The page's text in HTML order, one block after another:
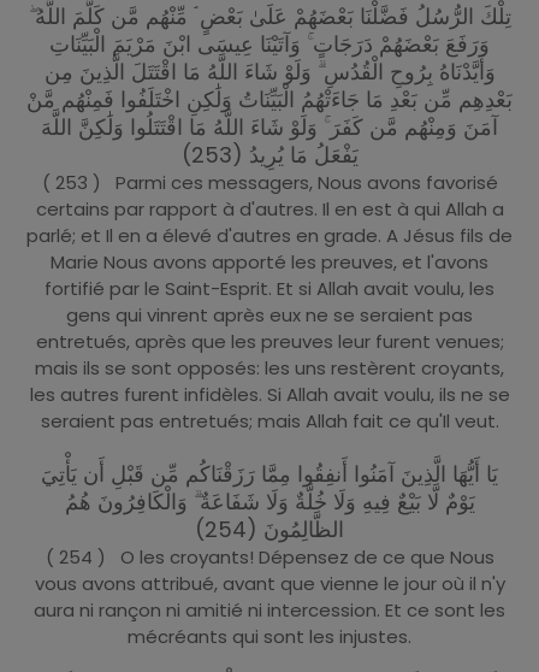
تِلْكَ الرُّسُلُ فَضَّلْنَا بَعْضَهُمْ عَلَىٰ بَعْضٍ ۘ مِّنْهُم مَّن كَلَّمَ اللَّهُ ۖ
وَرَفَعَ بَعْضَهُمْ دَرَجَاتٍ ۚ وَآتَيْنَا عِيسَى ابْنَ مَرْيَمَ الْبَيِّنَاتِ
وَأَيَّدْنَاهُ بِرُوحِ الْقُدُسِ ۗ وَلَوْ شَاءَ اللَّهُ مَا اقْتَتَلَ الَّذِينَ مِن
بَعْدِهِم مِّن بَعْدِ مَا جَاءَتْهُمُ الْبَيِّنَاتُ وَلَٰكِنِ اخْتَلَفُوا فَمِنْهُم مَّنْ
آمَنَ وَمِنْهُم مَّن كَفَرَ ۚ وَلَوْ شَاءَ اللَّهُ مَا اقْتَتَلُوا وَلَٰكِنَّ اللَّهَ
يَفْعَلُ مَا يُرِيدُ (253)
( 253 ) Parmi ces messagers, Nous avons favorisé
certains par rapport à d'autres. Il en est à qui Allah a
parlé; et Il en a élevé d'autres en grade. A Jésus fils de
Marie Nous avons apporté les preuves, et l'avons
fortifié par le Saint-Esprit. Et si Allah avait voulu, les
gens qui vinrent après eux ne se seraient pas
entretués, après que les preuves leur furent venues;
mais ils se sont opposés: les uns restèrent croyants,
les autres furent infidèles. Si Allah avait voulu, ils ne se
seraient pas entretués; mais Allah fait ce qu'Il veut.
يَا أَيُّهَا الَّذِينَ آمَنُوا أَنفِقُوا مِمَّا رَزَقْنَاكُم مِّن قَبْلِ أَن يَأْتِيَ
يَوْمٌ لَّا بَيْعٌ فِيهِ وَلَا خُلَّةٌ وَلَا شَفَاعَةٌ ۗ وَالْكَافِرُونَ هُمُ
الظَّالِمُونَ (254)
( 254 ) O les croyants! Dépensez de ce que Nous
vous avons attribué, avant que vienne le jour où il n'y
aura ni rançon ni amitié ni intercession. Et ce sont les
mécréants qui sont les injustes.